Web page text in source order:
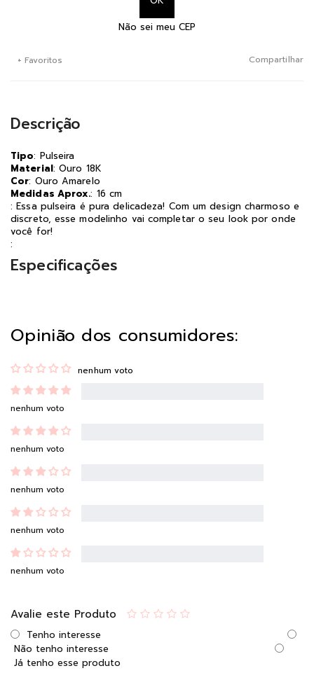
Não sei meu CEP
+ Favoritos Compartilhar
Descrição
Tipo: Pulseira
Material: Ouro 18K
Cor: Ouro Amarelo
Medidas Aprox.: 16 cm
: Essa pulseira é pura delicadeza! Com um design charmoso e
discreto, esse modelinho vai completar o seu look por onde
você for!
:
Especificações
Opinião dos consumidores:
nenhum voto
nenhum voto
nenhum voto
nenhum voto
nenhum voto
nenhum voto
Avalie este Produto
Tenho interesse
Não tenho interesse
Já tenho esse produto